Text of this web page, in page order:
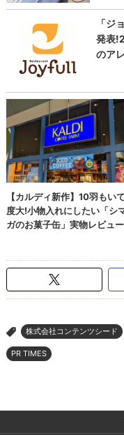
> 株式会社コンテンツシード
PR TIMES